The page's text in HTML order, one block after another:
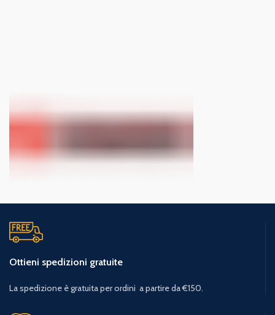
Ottieni spedizioni gratuite
La spedizione è gratuita per ordini a partire da €150.